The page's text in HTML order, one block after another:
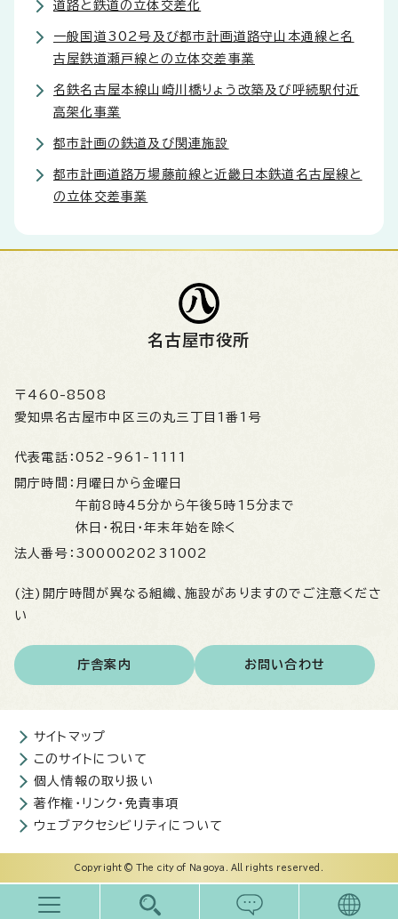
道路と鉄道の立体交差化
一般国道302号及び都市計画道路守山本通線と名
古屋鉄道瀬戸線との立体交差事業
名鉄名古屋本線山崎川橋りょう改築及び呼続駅付近
高架化事業
都市計画の鉄道及び関連施設
都市計画道路万場藤前線と近畿日本鉄道名古屋線と
の立体交差事業
名古屋市役所
〒460-8508
愛知県名古屋市中区三の丸三丁目1番1号
代表電話： 052-961-1111
開庁時間： 月曜日から金曜日
午前8時45分から午後5時15分まで
休日・祝日・年末年始を除く
法人番号： 3000020231002
(注)開庁時間が異なる組織、施設がありますのでご注意くださ
い
庁舎案内 お問い合わせ
サイトマップ
このサイトについて
個人情報の取り扱い
著作権・リンク・免責事項
ウェブアクセシビリティについて
Copyright © The city of Nagoya. All rights reserved.